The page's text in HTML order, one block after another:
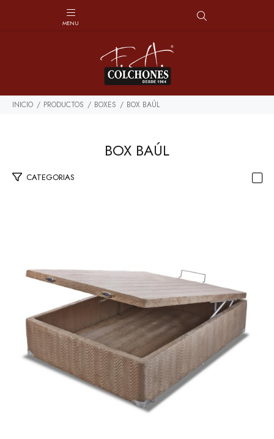
INICIO PRODUCTOS BOXES BOX BAÚL
BOX BAÚL
CATEGORIAS